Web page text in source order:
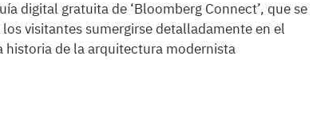
digital gratuita de ‘Bloomberg Connect’, que se
visitantes sumergirse detalladamente en el
historia de la arquitectura modernista